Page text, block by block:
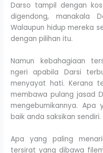
Darso tampil dengan
digendong, manakala
Walaupun hidup mereka
dengan pilihan itu.
Namun kebahagiaan
ngeri apabila Darsi
menyayat hati. Kerana
membawa pulang jasad
mengebumikannya.
baik anda saksikan sendiri.
Apa yang paling
tersirat yang dibawa